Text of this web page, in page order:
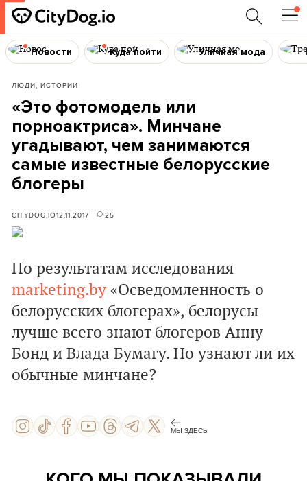
Новости Куда пойти Уличная мода
ЛЮДИ, ИСТОРИИ
«Это фотомодель или
порноактриса». Минчане
угадывают, чем занимаются
самые известные белорусские
блогеры
CITYDOG.IO12.11.2017 25
По результатам исследования
marketing.by «Осведомленность о
белoрусcких блогерах», белорусы
лучше всего знают блогеров Анну
Бонд и Влада Бумагу. Но узнают ли их
обычные минчане?
МЫ ЗДЕСЬ